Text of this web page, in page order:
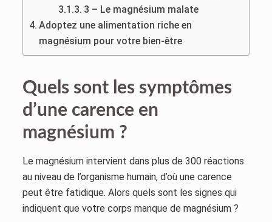
3 – Le magnésium malate
Adoptez une alimentation riche en
magnésium pour votre bien-être
Quels sont les symptômes
d’une carence en
magnésium ?
Le magnésium intervient dans plus de 300 réactions
au niveau de l’organisme humain, d’où une carence
peut être fatidique. Alors quels sont les signes qui
indiquent que votre corps manque de magnésium ?